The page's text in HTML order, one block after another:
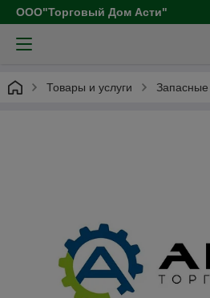
ООО"Торговый Дом Асти"
Товары и услуги Запасные